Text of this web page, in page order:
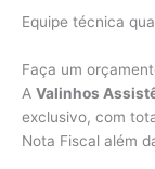
Equipe técnica
Faça um
A Valinhos
exclusivo, com
Nota Fiscal além